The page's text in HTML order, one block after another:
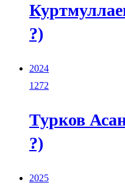
?)
2024
1272
Турков
?)
2025